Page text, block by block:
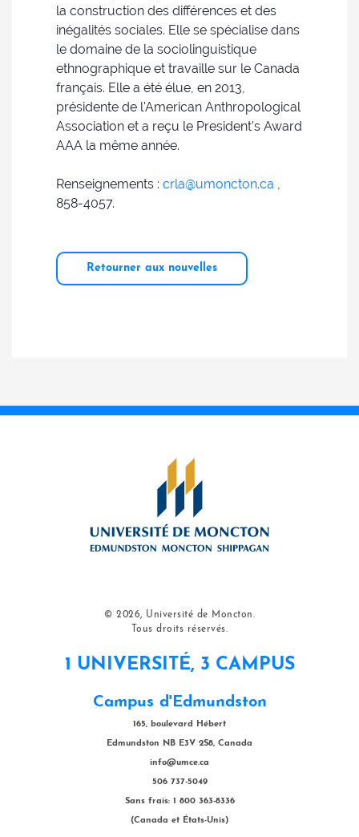
la construction des différences et des
inégalités sociales. Elle se spécialise dans
le domaine de la sociolinguistique
ethnographique et travaille sur le Canada
français. Elle a été élue, en 2013,
présidente de l'American Anthropological
Association et a reçu le President's Award
AAA la même année.
Renseignements : crla@umoncton.ca ,
858-4057.
Retourner aux nouvelles
© 2026, Université de Moncton.
Tous droits réservés.
1 UNIVERSITÉ, 3 CAMPUS
Campus d'Edmundston
165, boulevard Hébert
Edmundston NB E3V 2S8, Canada
info@umce.ca
506 737-5049
Sans frais: 1 800 363-8336
(Canada et États-Unis)